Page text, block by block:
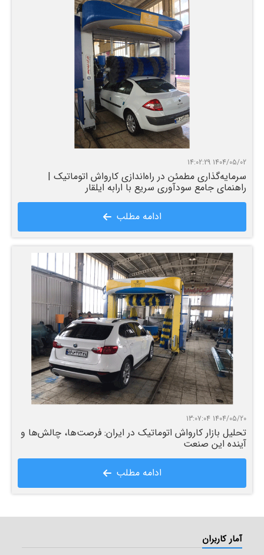
1404/05/02 14:02:29
سرمایه‌گذاری مطمئن در راه‌اندازی کارواش اتوماتیک |
راهنمای جامع سودآوری سریع با ارابه ایلقار
ادامه مطلب
1404/05/20 13:07:04
تحلیل بازار کارواش اتوماتیک در ایران: فرصت‌ها، چالش‌ها و
آینده این صنعت
ادامه مطلب
آمار کاربران